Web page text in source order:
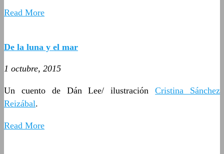
Read More
De la luna y el mar
1 octubre, 2015
Un cuento de Dán Lee/ ilustraciónCristina Sánchez
Reizábal.
Read More